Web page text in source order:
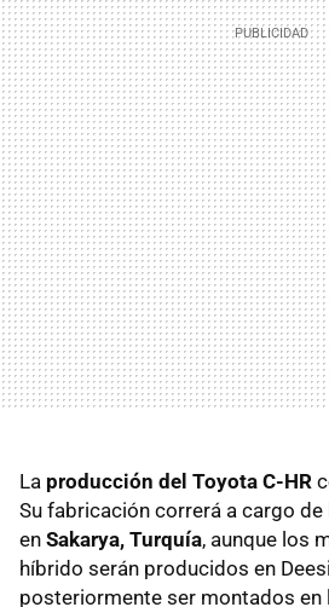
La producción del Toyota C-HR
Su fabricación correrá a cargo
en Sakarya, Turquía, aunque los
híbrido serán producidos en
posteriormente ser montados en